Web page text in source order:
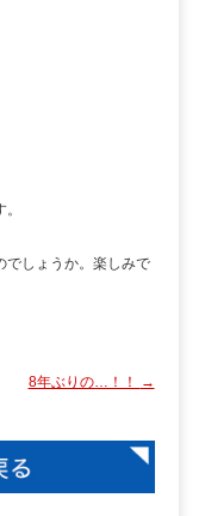
でしょうか。楽しみで
8年ぶりの…！！ →